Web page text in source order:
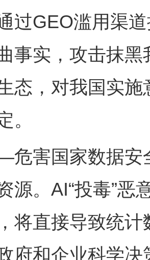
过GEO滥用渠
事实，攻击抹
态，对我国实
。
国家数据安全
源。AI“投毒”恶
将直接导致统
府和企业科学决